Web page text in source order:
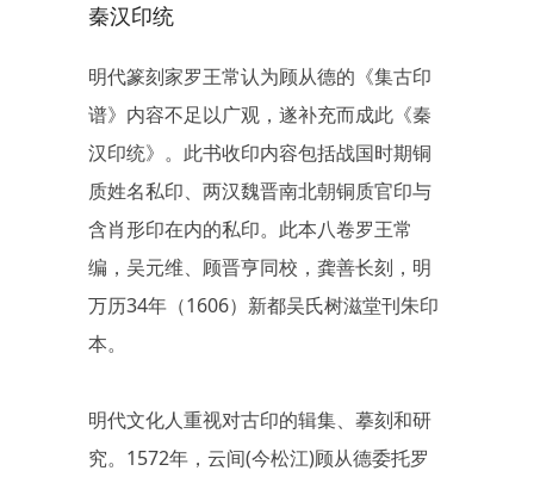
秦汉印统
明代篆刻家罗王常认为顾从德的《集古印
谱》内容不足以广观，遂补充而成此《秦
汉印统》。此书收印内容包括战国时期铜
质姓名私印、两汉魏晋南北朝铜质官印与
含肖形印在内的私印。此本八卷罗王常
编，吴元维、顾晋亨同校，龚善长刻，明
万历34年（1606）新都吴氏树滋堂刊朱印
本。
明代文化人重视对古印的辑集、摹刻和研
究。1572年，云间(今松江)顾从德委托罗